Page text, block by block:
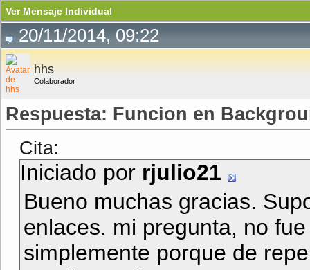
Ver Mensaje Individual
20/11/2014, 09:22
hhs
Colaborador
Respuesta: Funcion en
Cita:
Iniciado por rjulio21
Bueno muchas gracias.
enlaces. mi pregunta, no
simplemente porque de